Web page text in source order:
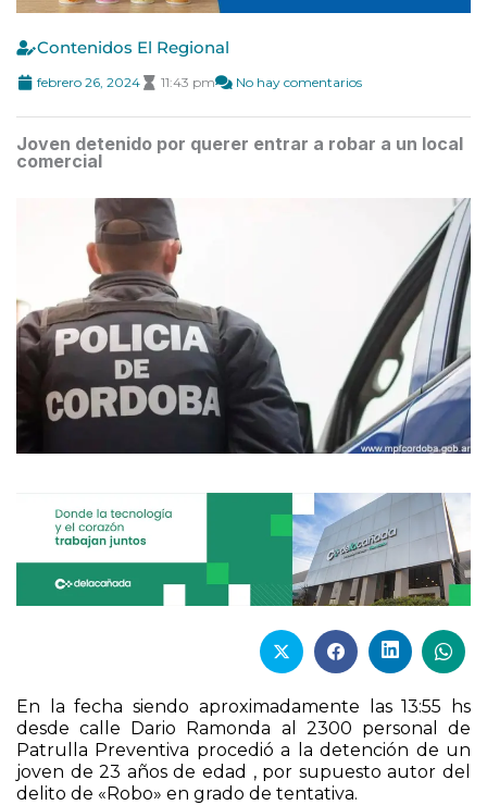
Contenidos El Regional
febrero 26, 2024 11:43 pm No hay comentarios
Joven detenido por querer entrar a robar a un local
comercial
En la fecha siendo aproximadamente las 13:55 hs
desde calle Dario Ramonda al 2300 personal de
Patrulla Preventiva procedió a la detención de un
joven de 23 años de edad , por supuesto autor del
delito de «Robo» en grado de tentativa.